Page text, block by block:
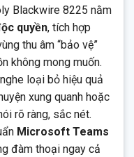
Blackwire 8225 nằm
quyền, tích hợp
thu âm “bảo vệ”
không mong muốn.
loại bỏ hiệu quả
xung quanh hoặc
rõ ràng, sắc nét.
Microsoft Teams
đàm thoại ngay cả